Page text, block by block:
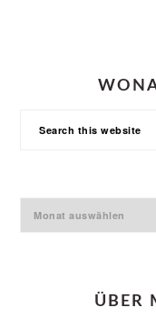
Archiv
ÜBER